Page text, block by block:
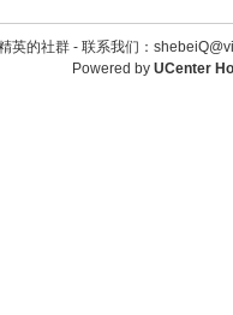
英的社群 - 联系我们：
Powered by UCenter